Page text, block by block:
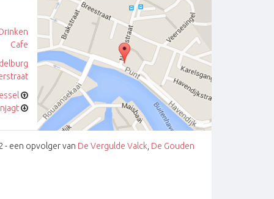
Cafe
- een opvolger van De Vergulde Valck De Gouden